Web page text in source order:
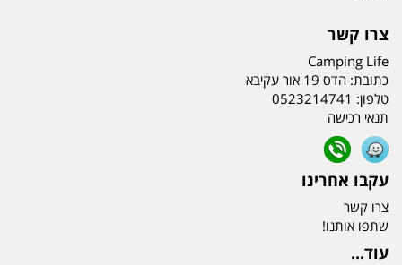
צרו קשר
Camping Life
כתובת: הדס 19 אור עקיבא
טלפון: 0523214741
תנאי רכישה
עקבו אחרינו
צרו קשר
שתפו אותנו!
עוד...